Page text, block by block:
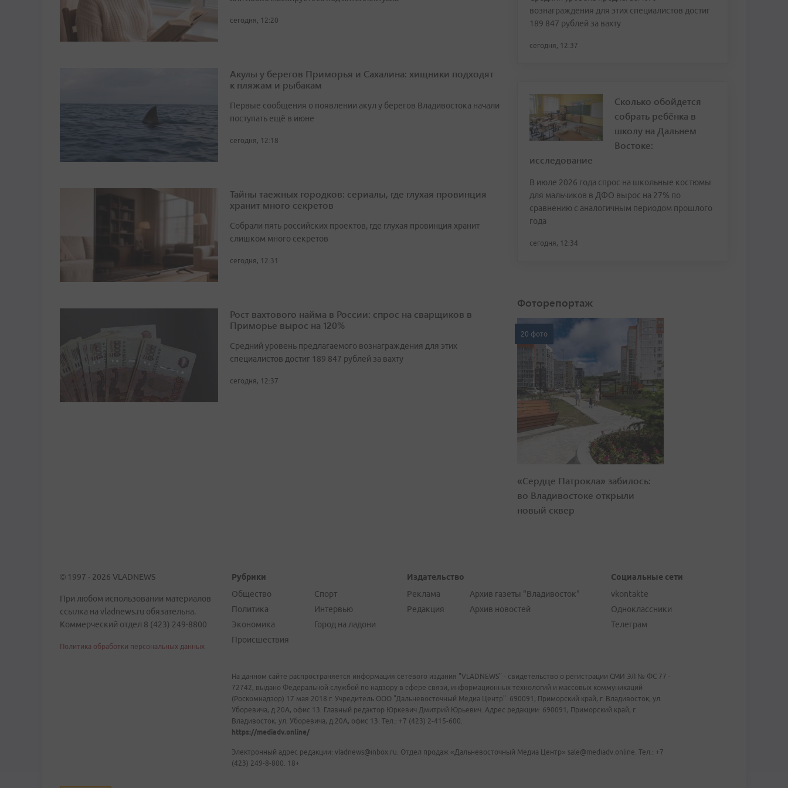
сегодня, 12:20
Акулы у берегов Приморья и Сахалина: хищники подходят
к пляжам и рыбакам
Первые сообщения о появлении акул у берегов Владивостока начали
поступать ещё в июне
сегодня, 12:18
Тайны таежных городков: сериалы, где глухая провинция
хранит много секретов
Собрали пять российских проектов, где глухая провинция хранит
слишком много секретов
сегодня, 12:31
Рост вахтового найма в России: спрос на сварщиков в
Приморье вырос на 120%
Средний уровень предлагаемого вознаграждения для этих
специалистов достиг 189 847 рублей за вахту
сегодня, 12:37
вознаграждения для этих специалистов достиг
189 847 рублей за вахту
сегодня, 12:37
Сколько обойдется
собрать ребёнка в
школу на Дальнем
Востоке:
исследование
В июле 2026 года спрос на школьные костюмы
для мальчиков в ДФО вырос на 27% по
сравнению с аналогичным периодом прошлого
года
сегодня, 12:34
Фоторепортаж
20 фото
«Сердце Патрокла» забилось:
во Владивостоке открыли
новый сквер
© 1997 - 2026 VLADNEWS
При любом использовании материалов
ссылка на vladnews.ru обязательна.
Коммерческий отдел 8 (423) 249-8800
Политика обработки персональных данных
Рубрики
Общество
Политика
Экономика
Происшествия
Спорт
Интервью
Город на ладони
Издательство
Реклама
Редакция
Архив газеты "Владивосток"
Архив новостей
Социальные сети
vkontakte
Одноклассники
Телеграм
На данном сайте распространяется информация сетевого издания "VLADNEWS" - свидетельство о регистрации СМИ ЭЛ № ФС 77 -
72742, выдано Федеральной службой по надзору в сфере связи, информационных технологий и массовых коммуникаций
(Роскомнадзор) 17 мая 2018 г. Учредитель ООО "Дальневосточный Медиа Центр". 690091, Приморский край, г. Владивосток, ул.
Уборевича, д.20А, офис 13. Главный редактор Юркевич Дмитрий Юрьевич. Адрес редакции: 690091, Приморский край, г.
Владивосток, ул. Уборевича, д.20А, офис 13. Тел.: +7 (423) 2-415-600.
https://mediadv.online/
Электронный адрес редакции: vladnews@inbox.ru. Отдел продаж «Дальневосточный Медиа Центр» sale@mediadv.online. Тел.: +7
(423) 249-8-800. 18+